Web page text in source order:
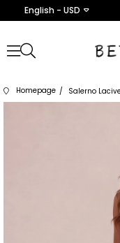
English - USD
Homepage